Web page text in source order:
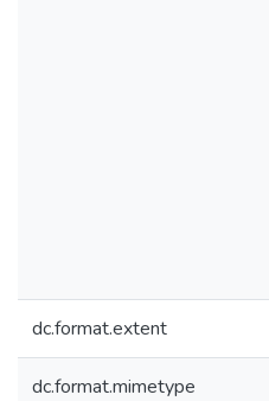
dc.format.extent
dc.format.mimetype